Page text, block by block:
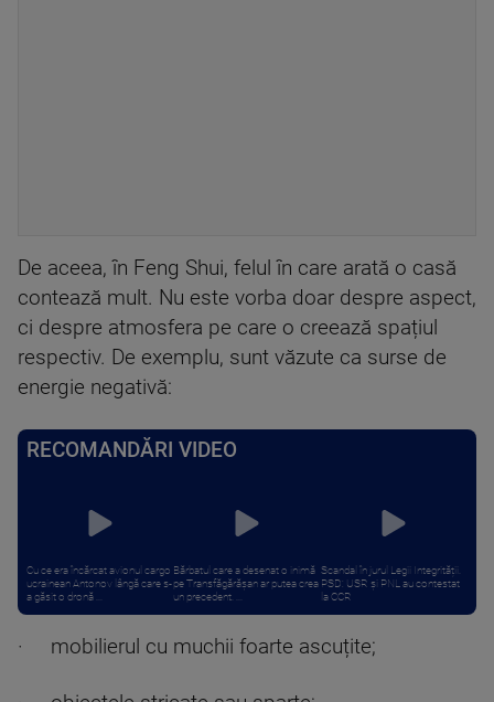
De aceea, în Feng Shui, felul în care arată o casă
contează mult. Nu este vorba doar despre aspect,
ci despre atmosfera pe care o creează spațiul
respectiv. De exemplu, sunt văzute ca surse de
energie negativă:
RECOMANDĂRI VIDEO
Cu ce era încărcat avionul cargo
ucrainean Antonov lângă care s-
a găsit o dronă ...
Bărbatul care a desenat o inimă
pe Transfăgărășan ar putea crea
un precedent. ...
Scandal în jurul Legii Integrității.
PSD: USR și PNL au contestat
la CCR
· mobilierul cu muchii foarte ascuțite;